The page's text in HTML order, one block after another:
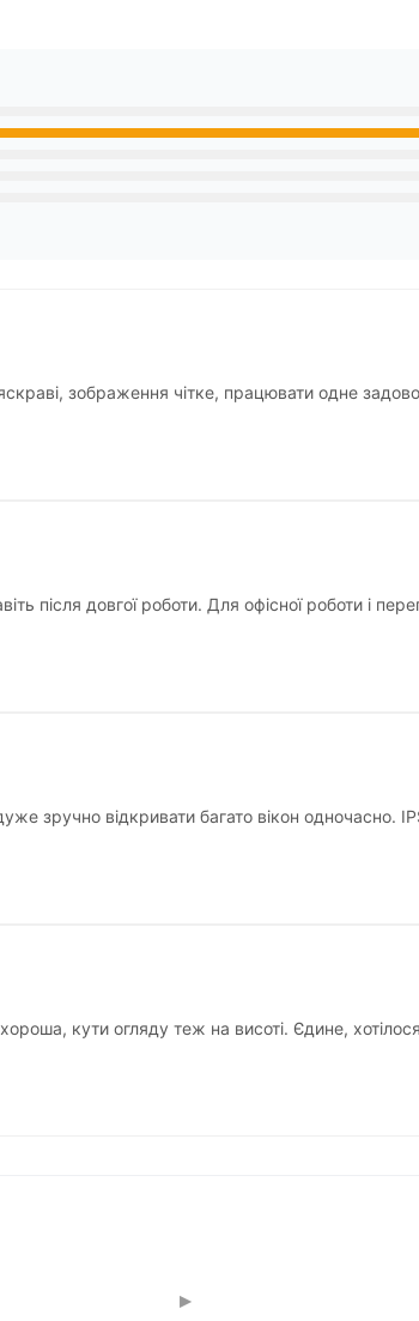
зображення чітке, працювати одне
після довгої роботи. Для офісної роботи і
зручно відкривати багато вікон
кути огляду теж на висоті. Єдине,
▸